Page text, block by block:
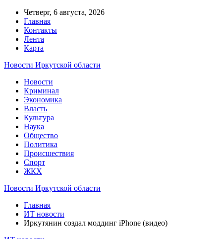
Четверг, 6 августа, 2026
Главная
Контакты
Лента
Карта
Новости Иркутской области
Новости
Криминал
Экономика
Власть
Культура
Наука
Общество
Политика
Происшествия
Спорт
ЖКХ
Новости Иркутской области
Главная
ИТ новости
Иркутянин создал моддинг iPhone (видео)